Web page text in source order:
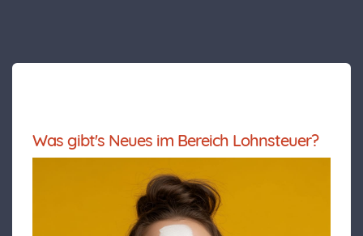
Was gibt's Neues im Bereich Lohnsteuer?